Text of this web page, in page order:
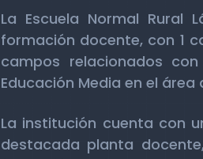
La Escuela Normal
formación docente, con 1
campos relacionados
Educación Media en el área
La institución cuenta con
destacada planta